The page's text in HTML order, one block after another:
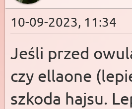
10-09-2023, 11:34
Jeśli przed
czy ellaone
szkoda hajsu.